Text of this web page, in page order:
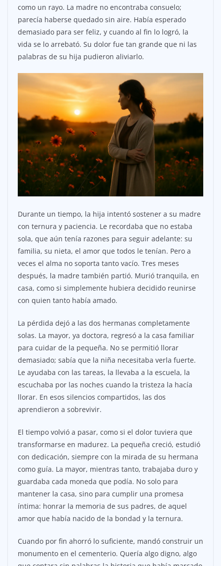
como un rayo. La madre no encontraba consuelo;
parecía haberse quedado sin aire. Había esperado
demasiado para ser feliz, y cuando al fin lo logró, la
vida se lo arrebató. Su dolor fue tan grande que ni las
palabras de su hija pudieron aliviarlo.
Durante un tiempo, la hija intentó sostener a su madre
con ternura y paciencia. Le recordaba que no estaba
sola, que aún tenía razones para seguir adelante: su
familia, su nieta, el amor que todos le tenían. Pero a
veces el alma no soporta tanto vacío. Tres meses
después, la madre también partió. Murió tranquila, en
casa, como si simplemente hubiera decidido reunirse
con quien tanto había amado.
La pérdida dejó a las dos hermanas completamente
solas. La mayor, ya doctora, regresó a la casa familiar
para cuidar de la pequeña. No se permitió llorar
demasiado; sabía que la niña necesitaba verla fuerte.
Le ayudaba con las tareas, la llevaba a la escuela, la
escuchaba por las noches cuando la tristeza la hacía
llorar. En esos silencios compartidos, las dos
aprendieron a sobrevivir.
El tiempo volvió a pasar, como si el dolor tuviera que
transformarse en madurez. La pequeña creció, estudió
con dedicación, siempre con la mirada de su hermana
como guía. La mayor, mientras tanto, trabajaba duro y
guardaba cada moneda que podía. No solo para
mantener la casa, sino para cumplir una promesa
íntima: honrar la memoria de sus padres, de aquel
amor que había nacido de la bondad y la ternura.
Cuando por fin ahorró lo suficiente, mandó construir un
monumento en el cementerio. Quería algo digno, algo